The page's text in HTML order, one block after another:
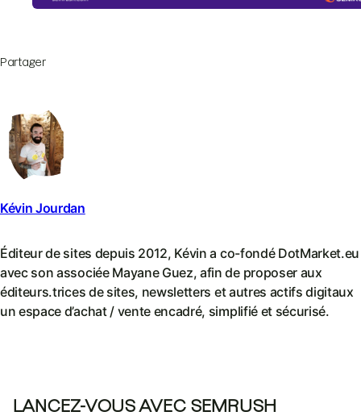
Partager
Kévin Jourdan
Éditeur de sites depuis 2012, Kévin a co-fondé DotMarket.eu
avec son associée Mayane Guez, afin de proposer aux
éditeurs.trices de sites, newsletters et autres actifs digitaux
un espace d’achat / vente encadré, simplifié et sécurisé.
LANCEZ-VOUS AVEC SEMRUSH